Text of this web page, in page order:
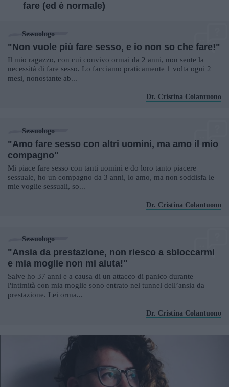
fare (ed è normale)
Sessuologo
"Non vuole più fare sesso, e io non so che fare!"
Il mio ragazzo, con cui convivo ormai da 2 anni, non sente la
necessità di fare sesso. Lo facciamo praticamente 1 volta ogni 2
mesi, nonostante ab...
Dr. Cristina Colantuono
Sessuologo
"Amo fare sesso con altri uomini, ma amo il mio
compagno"
Mi piace fare sesso con tanti uomini e do loro tanto piacere
sessuale, ho un compagno da 3 anni, lo amo, ma non soddisfa le
mie voglie sessuali, so...
Dr. Cristina Colantuono
Sessuologo
"Ansia da prestazione, non riesco a sbloccarmi
e mia moglie non mi aiuta!"
Salve ho 37 anni e a causa di un attacco di panico durante
l'intimità con mia moglie sono entrato nel tunnel dell’ansia da
prestazione. Lei orma...
Dr. Cristina Colantuono